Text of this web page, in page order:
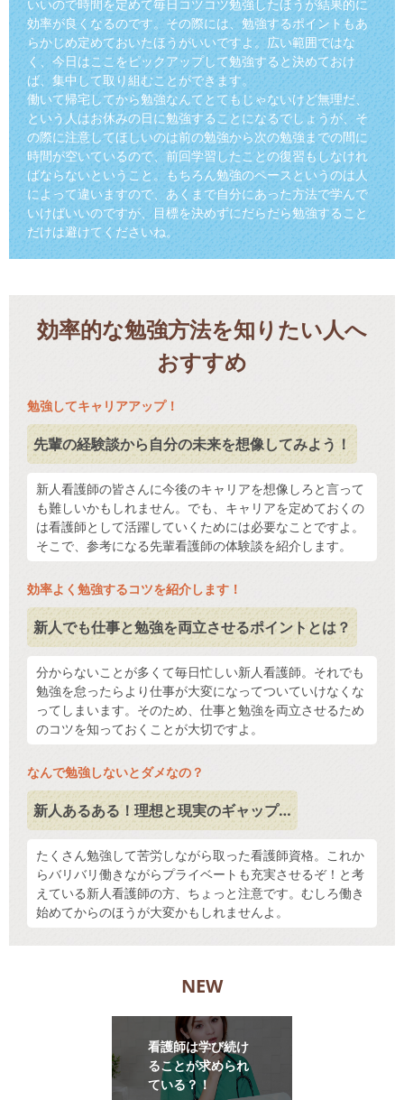
いいので時間を定めて毎日コツコツ勉強したほうが結果的に
効率が良くなるのです。その際には、勉強するポイントもあ
らかじめ定めておいたほうがいいですよ。広い範囲ではな
く、今日はここをピックアップして勉強すると決めておけ
ば、集中して取り組むことができます。
働いて帰宅してから勉強なんてとてもじゃないけど無理だ、
という人はお休みの日に勉強することになるでしょうが、そ
の際に注意してほしいのは前の勉強から次の勉強までの間に
時間が空いているので、前回学習したことの復習もしなけれ
ばならないということ。もちろん勉強のペースというのは人
によって違いますので、あくまで自分にあった方法で学んで
いけばいいのですが、目標を決めずにだらだら勉強すること
だけは避けてくださいね。
効率的な勉強方法を知りたい人へ
おすすめ
勉強してキャリアアップ！
先輩の経験談から自分の未来を想像してみよう！
新人看護師の皆さんに今後のキャリアを想像しろと言って
も難しいかもしれません。でも、キャリアを定めておくの
は看護師として活躍していくためには必要なことですよ。
そこで、参考になる先輩看護師の体験談を紹介します。
効率よく勉強するコツを紹介します！
新人でも仕事と勉強を両立させるポイントとは？
分からないことが多くて毎日忙しい新人看護師。それでも
勉強を怠ったらより仕事が大変になってついていけなくな
ってしまいます。そのため、仕事と勉強を両立させるため
のコツを知っておくことが大切ですよ。
なんで勉強しないとダメなの？
新人あるある！理想と現実のギャップ…
たくさん勉強して苦労しながら取った看護師資格。これか
らバリバリ働きながらプライベートも充実させるぞ！と考
えている新人看護師の方、ちょっと注意です。むしろ働き
始めてからのほうが大変かもしれませんよ。
NEW
看護師は学び続け
ることが求められ
ている？！